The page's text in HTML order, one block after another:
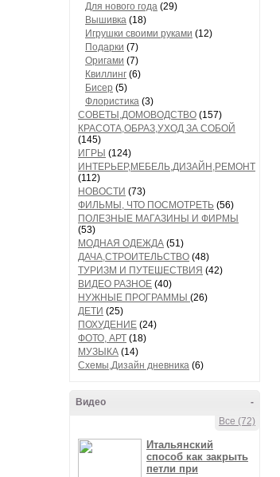
Для нового года (29)
Вышивка (18)
Игрушки своими руками (12)
Подарки (7)
Оригами (7)
Квиллинг (6)
Бисер (5)
Флористика (3)
СОВЕТЫ,ДОМОВОДСТВО (157)
КРАСОТА,ОБРАЗ,УХОД ЗА СОБОЙ
(145)
ИГРЫ (124)
ИНТЕРЬЕР,МЕБЕЛЬ,ДИЗАЙН,РЕМОНТ
(112)
НОВОСТИ (73)
ФИЛЬМЫ, ЧТО ПОСМОТРЕТЬ (56)
ПОЛЕЗНЫЕ МАГАЗИНЫ И ФИРМЫ
(53)
МОДНАЯ ОДЕЖДА (51)
ДАЧА,СТРОИТЕЛЬСТВО (48)
ТУРИЗМ И ПУТЕШЕСТВИЯ (42)
ВИДЕО РАЗНОЕ (40)
НУЖНЫЕ ПРОГРАММЫ (26)
ДЕТИ (25)
ПОХУДЕНИЕ (24)
ФОТО, АРТ (18)
МУЗЫКА (14)
Схемы,Дизайн дневника (6)
-
Видео
Все (72)
Итальянский
способ как закрыть
петли при